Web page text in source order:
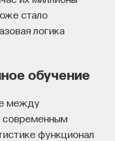
стало
логика
обучение
между
современным
функционал